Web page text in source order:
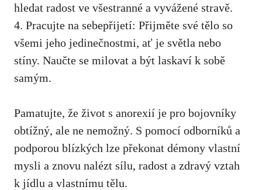
hledat radost ve všestranné a ​vyvážené⁣ stravě.
4. Pracujte na sebepřijetí: Přijměte své tělo so
všemi jeho jedinečnostmi, ať je světla nebo
stíny. Naučte ‌se ⁢milovat ‌a být laskaví k sobě
samým.
Pamatujte, ‌že život s anorexií ⁢je​ pro bojovníky
obtížný, ale ne nemožný. S pomocí odborníků a
podporou blízkých lze překonat démony vlastní
‌mysli a znovu nalézt sílu, radost ⁣a zdravý vztah
k jídlu a vlastnímu tělu.